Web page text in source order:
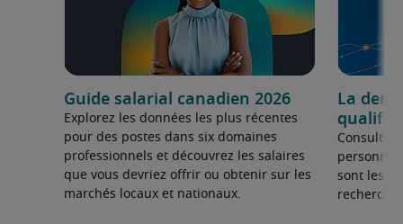
Guide salarial canadien 2026
Explorez les données les plus récentes
pour des postes dans six domaines
professionnels et découvrez les salaires
que vous devriez offrir ou obtenir sur les
marchés locaux et nationaux.
La
qualifié
Consultez
personnel
sont les